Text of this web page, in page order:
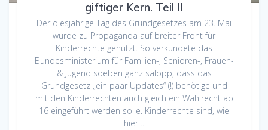
giftiger Kern. Teil II
Der diesjährige Tag des Grundgesetzes am 23. Mai
wurde zu Propaganda auf breiter Front für
Kinderrechte genutzt. So verkündete das
Bundesministerium für Familien-, Senioren-, Frauen-
& Jugend soeben ganz salopp, dass das
Grundgesetz „ein paar Updates“ (!) benötige und
mit den Kinderrechten auch gleich ein Wahlrecht ab
16 eingeführt werden solle. Kinderrechte sind, wie
hier…